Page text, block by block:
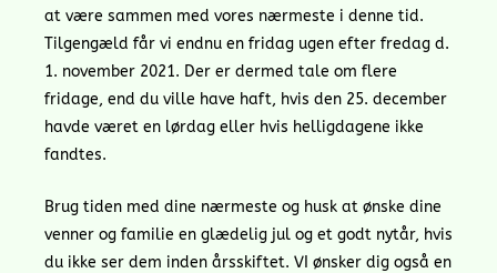
at være sammen med vores nærmeste i denne tid.
Tilgengæld får vi endnu en fridag ugen efter fredag d.
1. november 2021. Der er dermed tale om flere
fridage, end du ville have haft, hvis den 25. december
havde været en lørdag eller hvis helligdagene ikke
fandtes.
Brug tiden med dine nærmeste og husk at ønske dine
venner og familie en glædelig jul og et godt nytår, hvis
du ikke ser dem inden årsskiftet. VI ønsker dig også en